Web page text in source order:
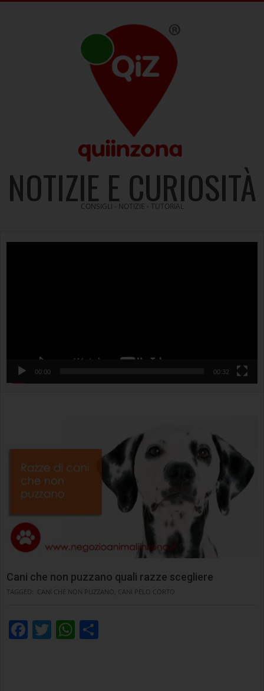
NOTIZIE E CURIOSITÀ
CONSIGLI - NOTIZIE - TUTORIAL
00:00 00:32
Cani che non puzzano quali razze scegliere
TAGGED: CANI CHE NON PUZZANO, CANI PELO CORTO
Facebook
TwitterWhatsApp